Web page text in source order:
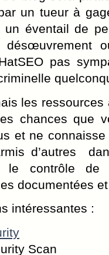
un tueur à
éventail de
désœuvrement
pas
les
chances que
et ne
d’autres
le contrôle
documentées
intéressantes :
Scan